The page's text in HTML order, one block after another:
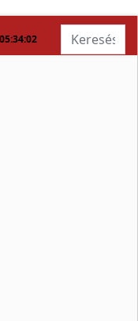
05:34:02 Keresés...